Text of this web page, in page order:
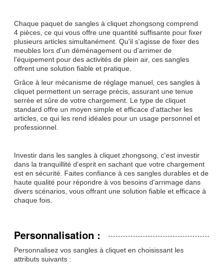
Chaque paquet de sangles à cliquet zhongsong comprend
4 pièces, ce qui vous offre une quantité suffisante pour fixer
plusieurs articles simultanément. Qu'il s'agisse de fixer des
meubles lors d'un déménagement ou d'arrimer de
l'équipement pour des activités de plein air, ces sangles
offrent une solution fiable et pratique.
Grâce à leur mécanisme de réglage manuel, ces sangles à
cliquet permettent un serrage précis, assurant une tenue
serrée et sûre de votre chargement. Le type de cliquet
standard offre un moyen simple et efficace d'attacher les
articles, ce qui les rend idéales pour un usage personnel et
professionnel.
Investir dans les sangles à cliquet zhongsong, c'est investir
dans la tranquillité d'esprit en sachant que votre chargement
est en sécurité. Faites confiance à ces sangles durables et de
haute qualité pour répondre à vos besoins d'arrimage dans
divers scénarios, vous offrant une solution fiable et efficace à
chaque fois.
Personnalisation :
Personnalisez vos sangles à cliquet en choisissant les
attributs suivants :